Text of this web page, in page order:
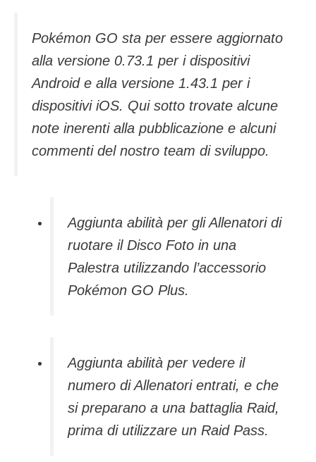
Pokémon GO sta per essere aggiornato
alla versione 0.73.1 per i dispositivi
Android e alla versione 1.43.1 per i
dispositivi iOS. Qui sotto trovate alcune
note inerenti alla pubblicazione e alcuni
commenti del nostro team di sviluppo.
Aggiunta abilità per gli Allenatori di
ruotare il Disco Foto in una
Palestra utilizzando l’accessorio
Pokémon GO Plus.
Aggiunta abilità per vedere il
numero di Allenatori entrati, e che
si preparano a una battaglia Raid,
prima di utilizzare un Raid Pass.